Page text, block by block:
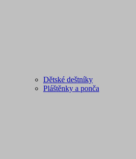
Dětské deštníky
Pláštěnky a ponča